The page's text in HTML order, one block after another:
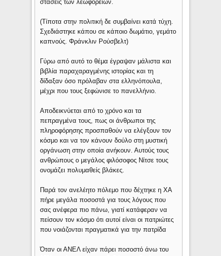
στάσεις των λεωφορείων.
(Τίποτα στην πολιτική δε συμβαίνει κατά τύχη.
Σχεδιάστηκε κάπου σε κάποιο δωμάτιο, γεμάτο
καπνούς. Φράνκλιν Ρούσβελτ)
Γύρω από αυτό το θέμα έγραψαν μάλιστα και
βιβλία παραχαραγμένης ιστορίας και τη
δίδαξαν όσο πρόλαβαν στα ελληνόπουλα,
μέχρι που τους ξεφώνισε το πανελλήνιο.
Αποδεικνύεται από το χρόνο και τα
πεπραγμένα τους, πως οι άνθρωποι της
πληροφόρησης προσπαθούν να ελέγξουν τον
κόσμο και να τον κάνουν δούλο στη μυστική
οργάνωση στην οποία ανήκουν. Αυτούς τους
ανθρώπους ο μεγάλος φιλόσοφος Νίτσε τους
ονομάζει πολυμαθείς βλάκες.
Παρά τον ανελέητο πόλεμο που δέχτηκε η ΧΑ
πήρε μεγάλα ποσοστά για τους λόγους που
σας ανέφερα πιο πάνω, γιατί κατάφεραν να
πείσουν τον κόσμο ότι αυτοί είναι οι πατριώτες
που νοιάζονται πραγματικά για την πατρίδα
Όταν οι ΑΝΕΛ είχαν πάρει ποσοστό άνω του